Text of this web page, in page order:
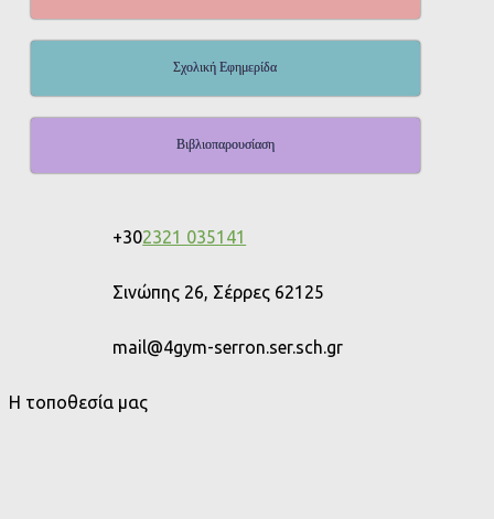
Σχολική Εφημερίδα
Βιβλιοπαρουσίαση
+302321 035141
Σινώπης 26, Σέρρες 62125
mail@4gym-serron.ser.sch.gr
Η τοποθεσία μας